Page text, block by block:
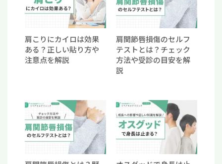
肩こりにカイロは効果
ある？正しい貼り方や
注意点を解説
肩関節唇損傷のセルフ
テストとは？チェック
方法や受診の目安を解
説